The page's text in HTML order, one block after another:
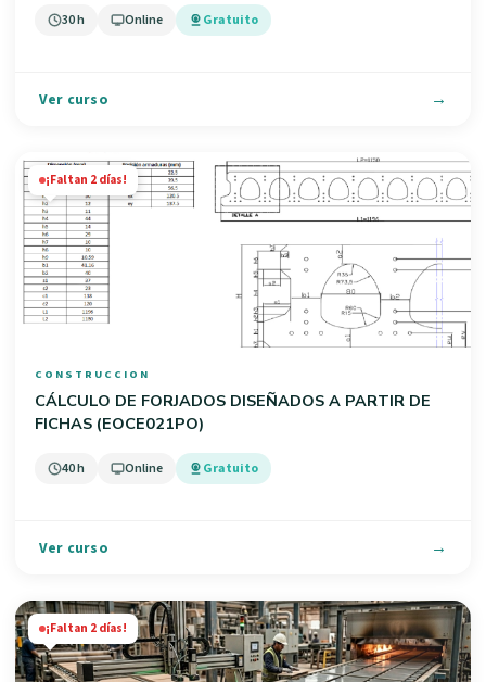
30 h Online Gratuito
Ver curso
¡Faltan 2 días!
CONSTRUCCION
CÁLCULO DE FORJADOS DISEÑADOS A PARTIR DE
FICHAS (EOCE021PO)
40 h Online Gratuito
Ver curso
¡Faltan 2 días!